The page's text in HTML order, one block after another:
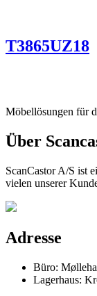
T3865UZ18
Möbellösungen für
Über
ScanCastor A/S ist
vielen unserer
Adresse
Büro:
Lagerhaus: